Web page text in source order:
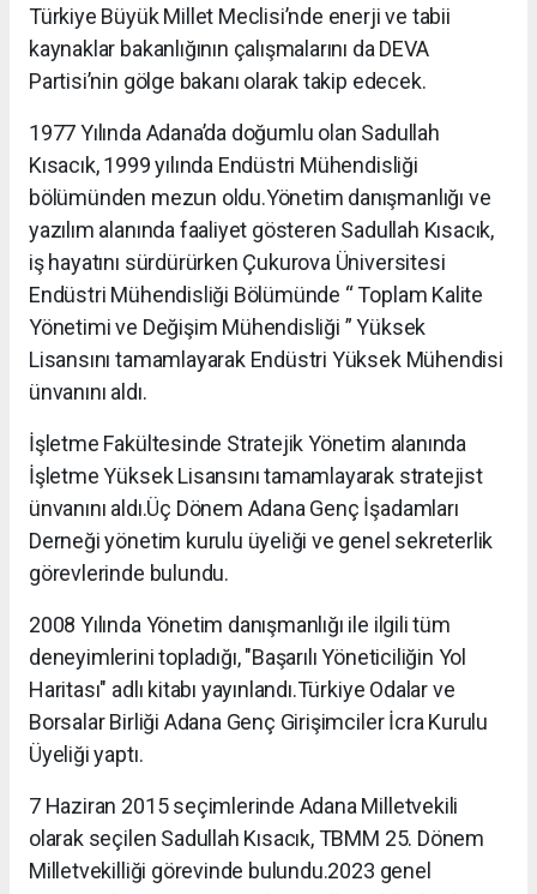
Türkiye Büyük Millet Meclisi’nde enerji ve tabii
kaynaklar bakanlığının çalışmalarını da DEVA
Partisi’nin gölge bakanı olarak takip edecek.
1977 Yılında Adana’da doğumlu olan Sadullah
Kısacık, 1999 yılında Endüstri Mühendisliği
bölümünden mezun oldu.Yönetim danışmanlığı ve
yazılım alanında faaliyet gösteren Sadullah Kısacık,
iş hayatını sürdürürken Çukurova Üniversitesi
Endüstri Mühendisliği Bölümünde “ Toplam Kalite
Yönetimi ve Değişim Mühendisliği ” Yüksek
Lisansını tamamlayarak Endüstri Yüksek Mühendisi
ünvanını aldı.
İşletme Fakültesinde Stratejik Yönetim alanında
İşletme Yüksek Lisansını tamamlayarak stratejist
ünvanını aldı.Üç Dönem Adana Genç İşadamları
Derneği yönetim kurulu üyeliği ve genel sekreterlik
görevlerinde bulundu.
2008 Yılında Yönetim danışmanlığı ile ilgili tüm
deneyimlerini topladığı, "Başarılı Yöneticiliğin Yol
Haritası" adlı kitabı yayınlandı.Türkiye Odalar ve
Borsalar Birliği Adana Genç Girişimciler İcra Kurulu
Üyeliği yaptı.
7 Haziran 2015 seçimlerinde Adana Milletvekili
olarak seçilen Sadullah Kısacık, TBMM 25. Dönem
Milletvekilliği görevinde bulundu.2023 genel